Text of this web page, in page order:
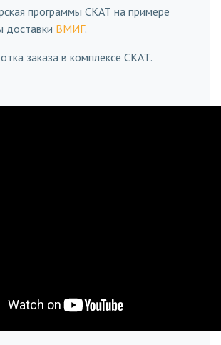
программы СКАТ на примере
доставки ВМИГ.
заказа в комплексе СКАТ.